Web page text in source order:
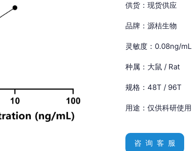
供货：现货供应
品牌：源桔生物
灵敏度：0.08ng/mL
种属：大鼠 / Rat
规格：48T / 96T
用途：仅供科研使用
咨 询 客 服